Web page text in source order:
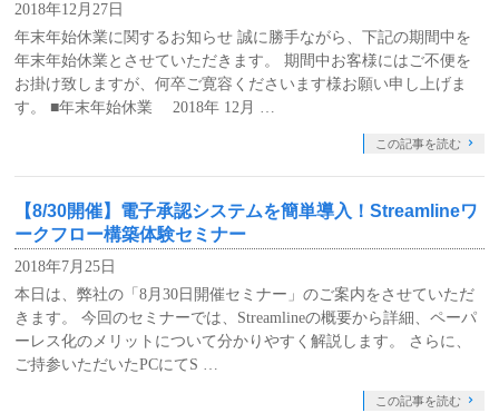
2018年12月27日
年末年始休業に関するお知らせ 誠に勝手ながら、下記の期間中を
年末年始休業とさせていただきます。 期間中お客様にはご不便を
お掛け致しますが、何卒ご寛容くださいます様お願い申し上げま
す。 ■年末年始休業 2018年 12月 …
この記事を読む
【8/30開催】電子承認システムを簡単導入！Streamlineワ
ークフロー構築体験セミナー
2018年7月25日
本日は、弊社の「8月30日開催セミナー」のご案内をさせていただ
きます。 今回のセミナーでは、Streamlineの概要から詳細、ペーパ
ーレス化のメリットについて分かりやすく解説します。 さらに、
ご持参いただいたPCにてS …
この記事を読む